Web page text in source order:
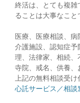
終活は、とても複
ることは大事なこと
医療、医療相談、病
介護施設、認知症
理、法律家、相続、
寺院、戒名、供養、
上記の無料相談受
心託サービス／相談